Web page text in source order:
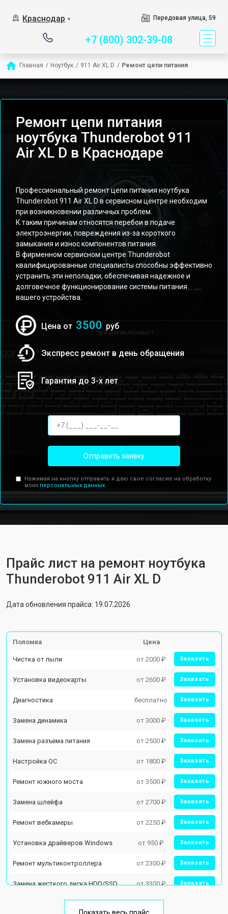
Краснодар ▼ Передовая улица, 59
+7 (800) 302-39-08
Главная / Ноутбук / 911 Air XL D / Ремонт цепи питания
Ремонт цепи питания
ноутбука Thunderobot 911
Air XL D в Краснодаре
Профессиональный ремонт цепи питания ноутбука
Thunderobot 911 Air XL D в сервисном центре необходим
при возникновении различных проблем.
К таким причинам относятся перебои в подаче
электроэнергии, повреждения из-за короткого
замыкания и износ компонентов питания.
В фирменном сервисном центре Thunderobot
квалифицированные специалисты способны эффективно
устранить эти неполадки, обеспечивая надежное и
долговечное функционирование системы питания
вашего устройства.
Цена от 3500 руб
Экспресс ремонт в день обращения
Гарантия до 3-х лет
Отправить заявку
Нажимая на кнопку отправить я даю свое согласие на обработку
моих персональных данных.
Прайс лист на ремонт ноутбука
Thunderobot 911 Air XL D
Дата обновления прайса: 19.07.2026
Поломка Цена
Чистка от пыли от 2000 ₽ Заказать
Установка видеокарты от 2600 ₽ Заказать
Диагностика бесплатно Заказать
Замена динамика от 3000 ₽ Заказать
Замена разъема питания от 2500 ₽ Заказать
Настройка ОС от 1800 ₽ Заказать
Ремонт южного моста от 3500 ₽ Заказать
Замена шлейфа от 2700 ₽ Заказать
Ремонт вебкамеры от 2250 ₽ Заказать
Установка драйверов Windows от 950 ₽ Заказать
Ремонт мультиконтроллера от 2300 ₽ Заказать
Замена жесткого диска HDD/SSD от 3300 ₽ Заказать